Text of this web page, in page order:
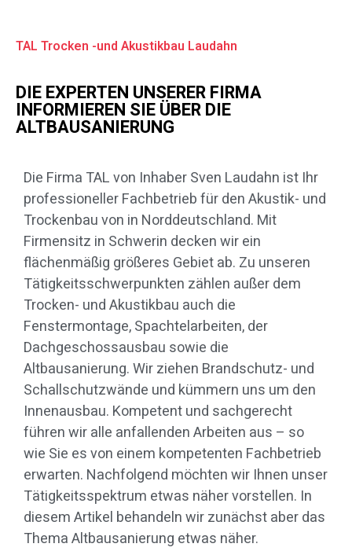
TAL Trocken -und Akustikbau Laudahn
DIE EXPERTEN UNSERER FIRMA
INFORMIEREN SIE ÜBER DIE
ALTBAUSANIERUNG
Die Firma TAL von Inhaber Sven Laudahn ist Ihr
professioneller Fachbetrieb für den Akustik- und
Trockenbau von in Norddeutschland. Mit
Firmensitz in Schwerin decken wir ein
flächenmäßig größeres Gebiet ab. Zu unseren
Tätigkeitsschwerpunkten zählen außer dem
Trocken- und Akustikbau auch die
Fenstermontage, Spachtelarbeiten, der
Dachgeschossausbau sowie die
Altbausanierung. Wir ziehen Brandschutz- und
Schallschutzwände und kümmern uns um den
Innenausbau. Kompetent und sachgerecht
führen wir alle anfallenden Arbeiten aus – so
wie Sie es von einem kompetenten Fachbetrieb
erwarten. Nachfolgend möchten wir Ihnen unser
Tätigkeitsspektrum etwas näher vorstellen. In
diesem Artikel behandeln wir zunächst aber das
Thema Altbausanierung etwas näher.